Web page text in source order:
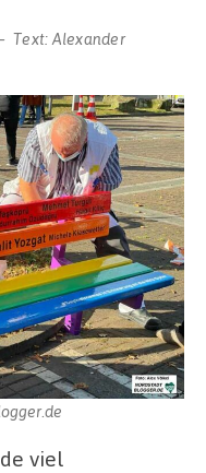
Text: Alexander
viel